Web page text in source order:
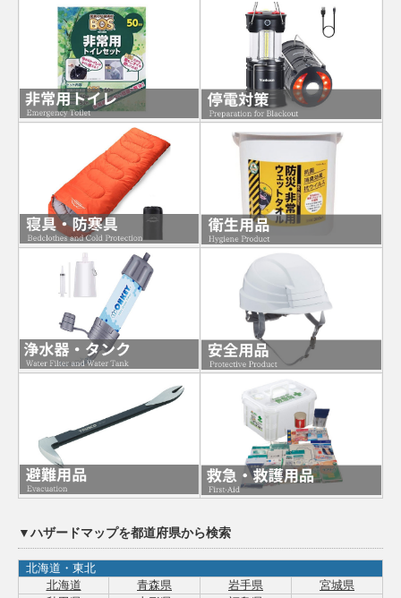
▼ハザードマップを都道府県から検索
北海道・東北
北海道
青森県 岩手県
宮城県